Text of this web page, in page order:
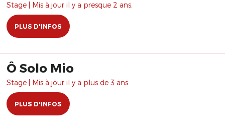
Stage | Mis à jour il y a presque 2 ans.
PLUS D'INFOS
Ô Solo Mio
Stage | Mis à jour il y a plus de 3 ans.
PLUS D'INFOS